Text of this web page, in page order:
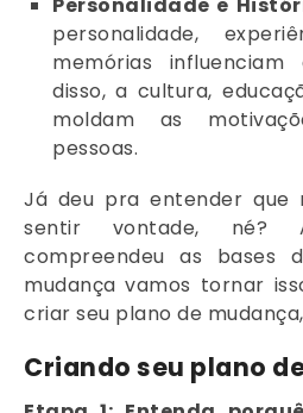
personalidade,
memórias
disso, a cultura,
moldam as
pessoas.
Já deu pra entender que
sentir vontade, né?
compreendeu as bases
mudança vamos tornar
criar seu plano de
Criando seu plano